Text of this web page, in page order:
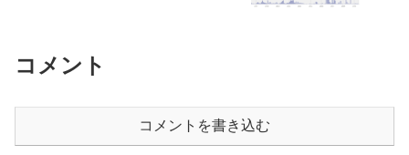
コメント
コメントを書き込む